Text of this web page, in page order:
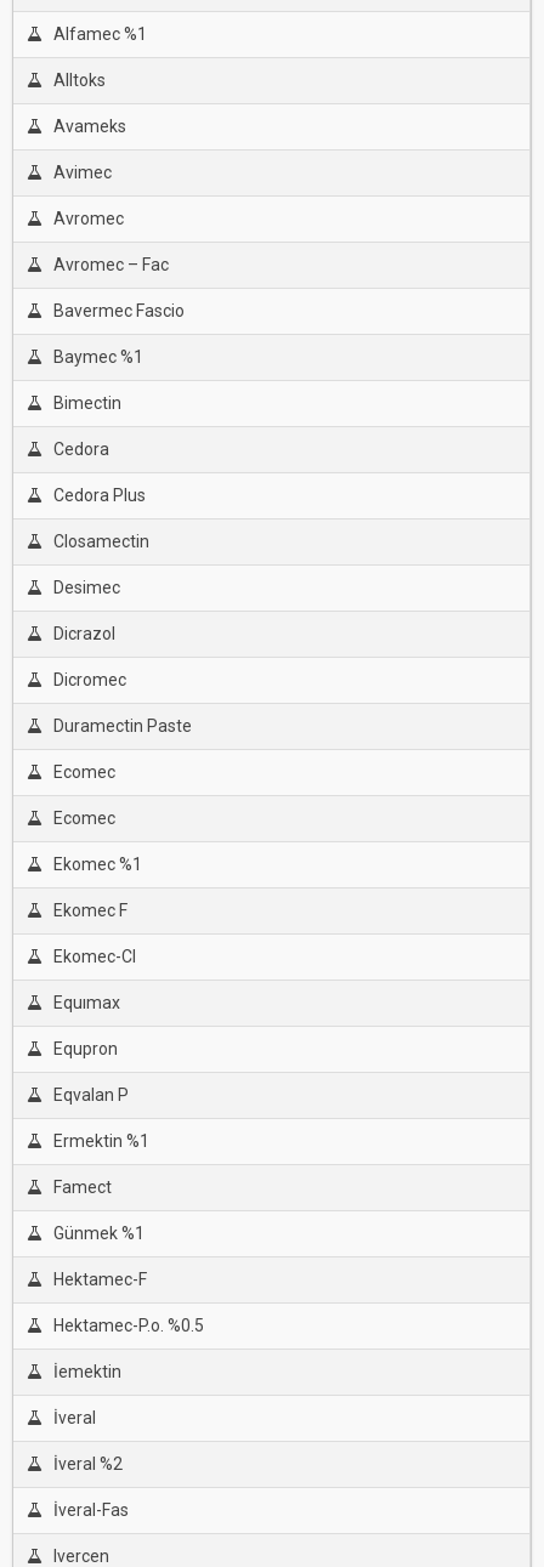
Alfamec %1
Alltoks
Avameks
Avimec
Avromec
Avromec – Fac
Bavermec Fascio
Baymec %1
Bimectin
Cedora
Cedora Plus
Closamectin
Desimec
Dicrazol
Dicromec
Duramectin Paste
Ecomec
Ecomec
Ekomec %1
Ekomec F
Ekomec-Cl
Equımax
Equpron
Eqvalan P
Ermektin %1
Famect
Günmek %1
Hektamec-F
Hektamec-P.o. %0.5
İemektin
İveral
İveral %2
İveral-Fas
Ivercen